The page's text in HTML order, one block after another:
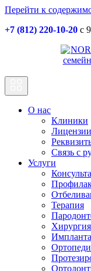
Перейти к
+7 (812) 220-10-20 с
Основная
навигация
О нас
Клиники
Лицензии
Связь с
Услуги
Терапия
Хирургия